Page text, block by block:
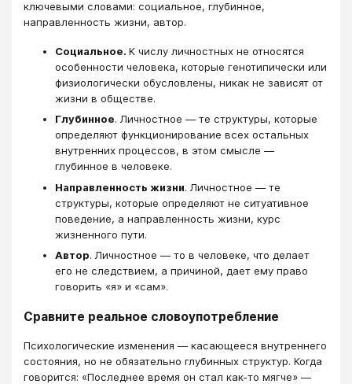
ключевыми словами: социальное, глубинное,
направленность жизни, автор.
Социальное. К числу личностных не относятся
особенности человека, которые генотипически или
физиологически обусловлены, никак не зависят от
жизни в обществе.
Глубинное. Личностное — те структуры, которые
определяют функционирование всех остальных
внутренних процессов, в этом смысле —
глубинное в человеке.
Направленность жизни. Личностное — те
структуры, которые определяют не ситуативное
поведение, а направленность жизни, курс
жизненного пути.
Автор. Личностное — то в человеке, что делает
его не следствием, а причиной, дает ему право
говорить «я» и «сам».
Сравните реальное словоупотребление
Психологические изменения — касающееся внутреннего
состояния, но не обязательно глубинных структур. Когда
говорится: «Последнее время он стал как-то мягче» —